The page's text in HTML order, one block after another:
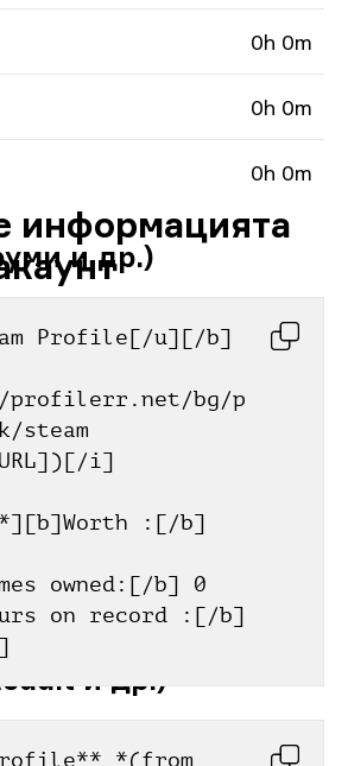
0h 0m
0h 0m
0h 0m
информацията
и др.)
Profile[/u][/b]
profilerr.net/bg/p
steam
i]
owned:[/b] 0
и др.)
*(from